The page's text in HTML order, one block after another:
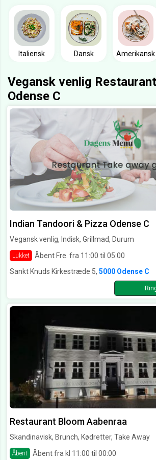
Italiensk Dansk Amerikansk
Vegansk venlig
Odense C
Indian Tandoori & Pizza Odense C
Vegansk venlig, Indisk, Grillmad, Durum
Lukket
Åbent Fre. fra 11:00 til 05:00
Sankt Knuds Kirkestræde 5, 5000 Odense C
Restaurant Bloom Aabenraa
Skandinavisk, Brunch, Kødretter, Take Away
Åbent
Åbent fra kl 11:00 til 00:00